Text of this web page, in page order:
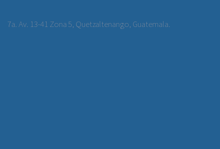
7a. Av. 13-41 Zona 5, Quetzaltenango, Guatemala.